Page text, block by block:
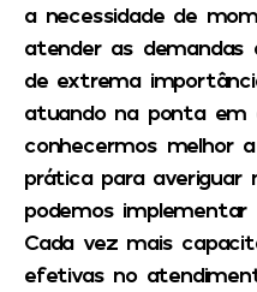
a necessidade de
atender as demandas
de extrema
atuando na ponta em
conhecermos melhor
prática para averiguar
podemos implementar
Cada vez mais
efetivas no